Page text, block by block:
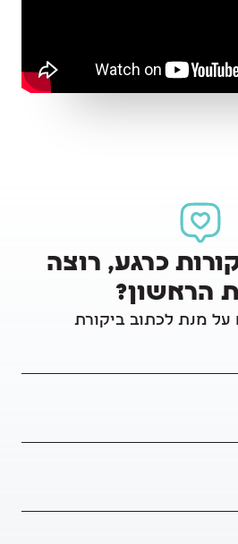
כתיבת ביקורת
כרגע, רוצה
הראשון?
מנת לכתוב ביקורת